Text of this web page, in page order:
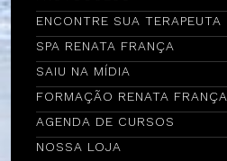
ENCONTRE SUA TERAPEUTA
SPA RENATA FRANÇA
SAIU NA MÍDIA
FORMAÇÃO RENATA FRANÇA
AGENDA DE CURSOS
NOSSA LOJA